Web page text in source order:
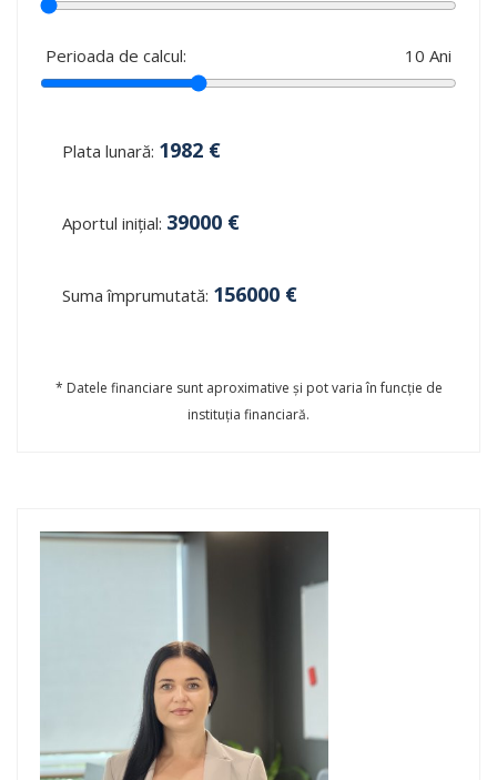
Perioada de calcul: 10 Ani
Plata lunară: 1982 €
Aportul inițial: 39000 €
Suma împrumutată: 156000 €
* Datele financiare sunt aproximative și pot varia în funcție de
instituția financiară.